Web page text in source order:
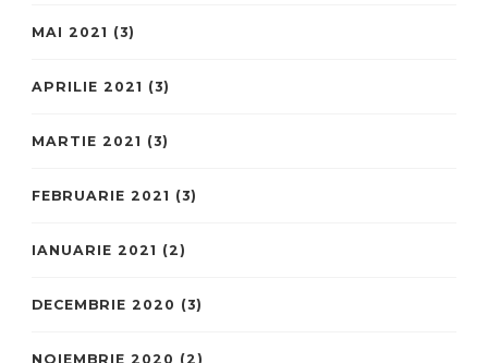
MAI 2021 (3)
APRILIE 2021 (3)
MARTIE 2021 (3)
FEBRUARIE 2021 (3)
IANUARIE 2021 (2)
DECEMBRIE 2020 (3)
NOIEMBRIE 2020 (2)